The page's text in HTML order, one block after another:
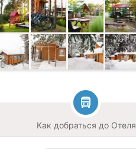
Как добраться до Отеля